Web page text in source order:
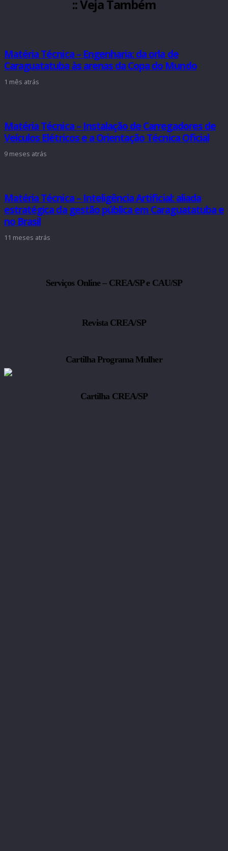
:: Veja Também
Matéria Técnica – Engenharia: da orla de
Caraguatatuba às arenas da Copa do Mundo
1 mês atrás
Matéria Técnica – Instalação de Carregadores de
Veículos Elétricos e a Orientação Técnica Oficial
9 meses atrás
Matéria Técnica – Inteligência Artificial: aliada
estratégica da gestão pública em Caraguatatuba e
no Brasil
11 meses atrás
Serviços Online – CREA/SP e CAU/SP
Revista CREA/SP
Cartilha Programa Mulher
Cartilha CREA/SP